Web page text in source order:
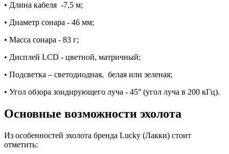
• Длина кабеля -7,5 м;
• Диаметр сонара - 46 мм;
• Масса сонара - 83 г;
• Дисплей LCD - цветной, матричный;
• Подсветка – светодиодная, белая или зеленая;
• Угол обзора зондирующего луча - 45° (угол луча в 200 кГц).
Основные возможности эхолота
Из особенностей эхолота бренда Lucky (Лакки) стоит
отметить: